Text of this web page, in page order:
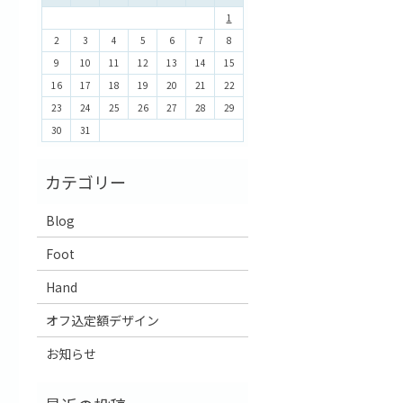
1
2
3 4 5 6 7
8
9
10 11 12 13 14
15
16
17 18 19 20 21
22
23
24 25 26 27 28
29
30
31
Blog
Foot
Hand
オフ込定額デザイン
お知らせ